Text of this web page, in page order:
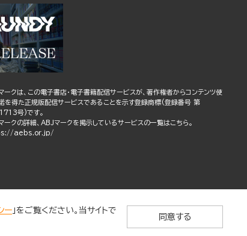
ークは、この電子書店・電子書籍配信サービスが、著作権者からコンテンツ使
を得た正規版配信サービスであることを示す登録商標(登録番号 第
号)です。
ークの詳細、ABJマークを掲示しているサービスの一覧はこちら。
aebs.or.jp/
ー 」をご覧ください。当サイトで
同意する